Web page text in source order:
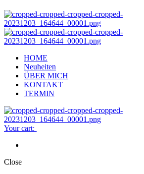
HOME
Neuheiten
ÜBER MICH
KONTAKT
TERMIN
Your cart:
Close